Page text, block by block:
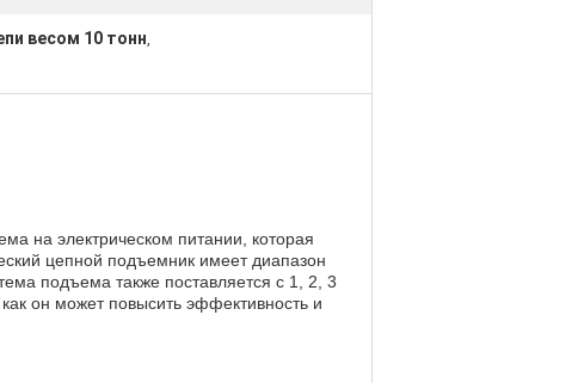
весом 10 тонн,
на электрическом питании, которая
цепной подъемник имеет диапазон
подъема также поставляется с 1, 2, 3
он может повысить эффективность и